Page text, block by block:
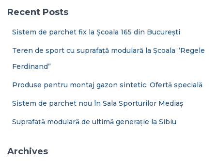
Recent Posts
Sistem de parchet fix la Școala 165 din București
Teren de sport cu suprafață modulară la Școala “Regele
Ferdinand”
Produse pentru montaj gazon sintetic. Ofertă specială
Sistem de parchet nou în Sala Sporturilor Mediaș
Suprafață modulară de ultimă generație la Sibiu
Archives